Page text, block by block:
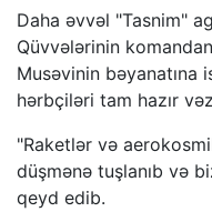
Daha əvvəl "Tasnim"
Qüvvələrinin
Musəvinin bəyanatına
hərbçiləri tam hazır
"Raketlər və
düşmənə tuşlanıb və
qeyd edib.